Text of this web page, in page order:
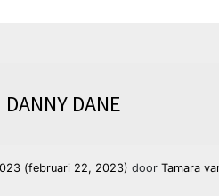
DANE
(februari 22, 2023) door Tamara